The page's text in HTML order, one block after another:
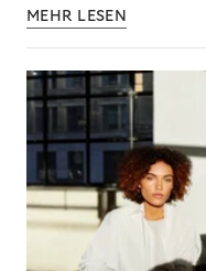
MEHR LESEN